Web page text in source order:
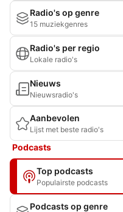
Radio's op genre
15 muziekgenres
Radio's per regio
Lokale radio's
Nieuws
Nieuwsradio's
Aanbevolen
Lijst met beste radio's
Podcasts
Top podcasts
Populairste podcasts
Podcasts op genre